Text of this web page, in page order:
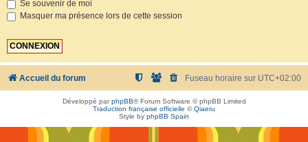
Se souvenir de moi
Masquer ma présence lors de cette session
Accueil du forum Fuseau horaire sur UTC+02:00
Développé parphpBB® Forum Software © phpBB Limited
Traduction française officielle ©Qiaeru
Style by phpBB Spain